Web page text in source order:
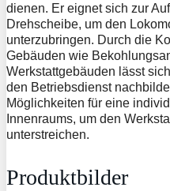
dienen. Er eignet sich zur
Drehscheibe, um den
unterzubringen. Durch die
Gebäuden wie
Werkstattgebäuden lässt
den Betriebsdienst
Möglichkeiten für eine
Innenraums, um den
unterstreichen.
Produktbilder